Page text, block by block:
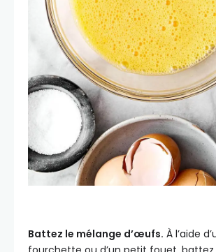
Battez le mélange d’œufs. À l’aide